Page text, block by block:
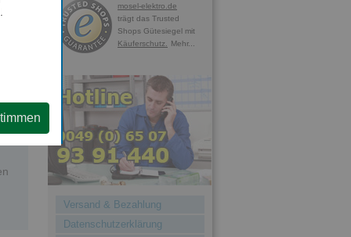
mosel-elektro.de
trägt das Trusted
Shops Gütesiegel mit
Käuferschutz.
Mehr...
Versand & Bezahlung
Datenschutzerklärung